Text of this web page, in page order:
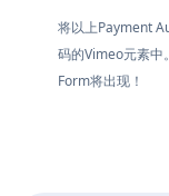
将以上Payment
码的Vimeo元素
Form将出现！